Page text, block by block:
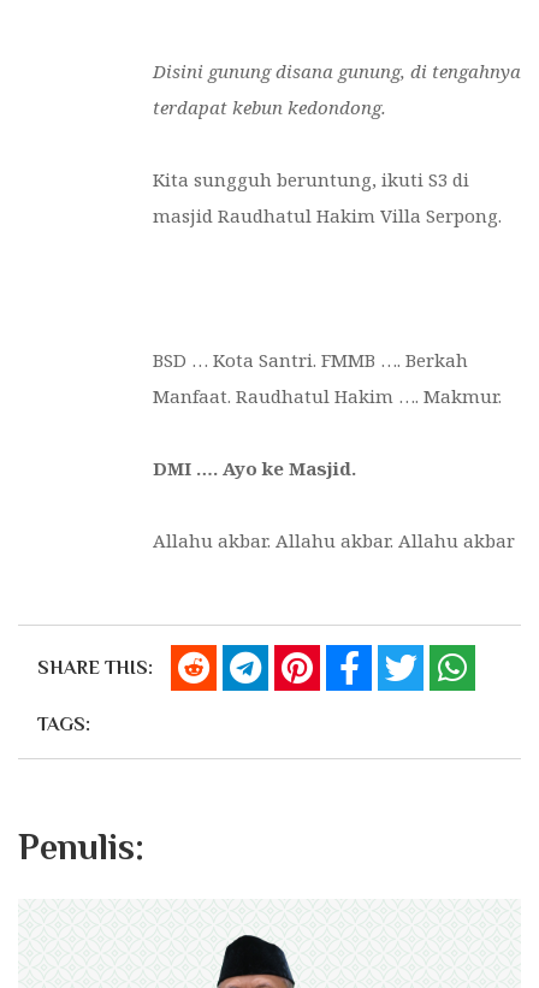
Disini gunung disana gunung, di tengahnya
terdapat kebun kedondong.
Kita sungguh beruntung, ikuti S3 di
masjid Raudhatul Hakim Villa Serpong.
BSD … Kota Santri. FMMB …. Berkah
Manfaat. Raudhatul Hakim …. Makmur.
DMI …. Ayo ke Masjid.
Allahu akbar. Allahu akbar. Allahu akbar
SHARE THIS:
TAGS:
Penulis: